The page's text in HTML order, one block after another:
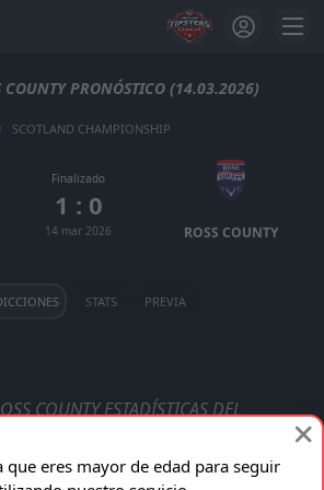
COUNTY PRONÓSTICO (14.03.2026)
SCOTLAND CHAMPIONSHIP
Finalizado
1 : 0
14 mar 2026 ROSS COUNTY
STATS PREVIA
COUNTY ESTADÍSTICAS DEL
que eres mayor de edad para seguir